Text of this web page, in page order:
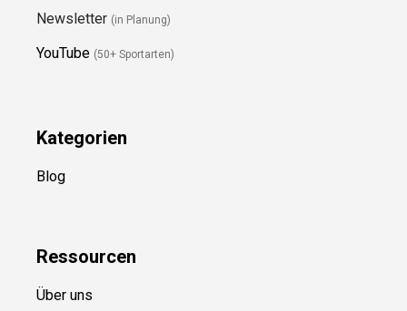
Newsletter (in Planung)
YouTube (50+ Sportarten)
Kategorien
Blog
Ressourcen
Über uns